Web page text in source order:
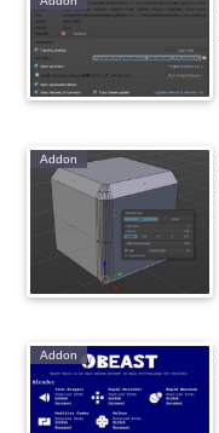
Addon
Addon